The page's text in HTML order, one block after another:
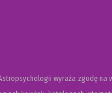
wyraża zgodę